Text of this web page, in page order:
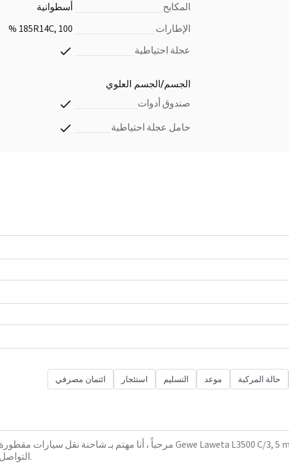
المكابح
أسطوانية
الإطارات
185R14C, 100 %
عجلة احتياطية
الجسم/الجسم العلوي
صندوق أدوات
حامل عجلة احتياطية
حالة المركبة موعد التسليم استئجار ائتمان مصرفي